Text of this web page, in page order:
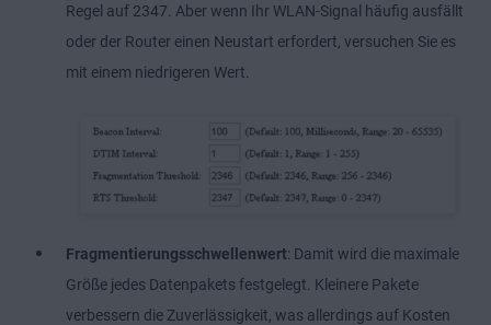
Regel auf 2347. Aber wenn Ihr WLAN-Signal häufig ausfällt
oder der Router einen Neustart erfordert, versuchen Sie es
mit einem niedrigeren Wert.
Fragmentierungsschwellenwert: Damit wird die maximale
Größe jedes Datenpakets festgelegt. Kleinere Pakete
verbessern die Zuverlässigkeit, was allerdings auf Kosten